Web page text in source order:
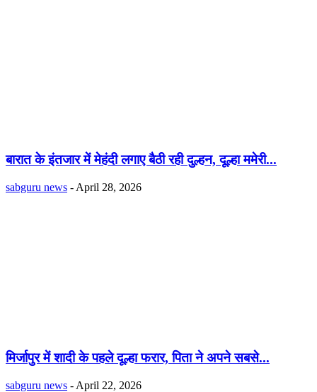
बारात के इंतजार में मेहंदी लगाए बैठी रही दुल्हन, दूल्हा ममेरी...
sabguru news - April 28, 2026
मिर्जापुर में शादी के पहले दूल्हा फरार, पिता ने अपने सबसे...
sabguru news - April 22, 2026